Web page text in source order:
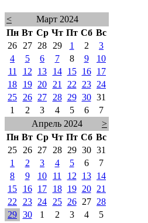
<
Март 2024
Пн Вт Ср Чт Пт Сб Вс
26
27 28 29 1 2
3
4
5 6 7 8 9
10
11
12 13 14 15 16
17
18
19 20 21 22 23
24
25
26 27 28 29 30 31
1
2 3 4 5 6
7
Апрель 2024
>
Пн Вт Ср Чт Пт Сб Вс
25
26 27 28 29 30 31
1
2 3 4 5 6
7
8
9 10 11 12 13
14
15
16 17 18 19 20
21
22
23 24 25 26 27
28
29 30 1 2 3 4 5